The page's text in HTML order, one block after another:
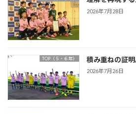
2026年7月28日
TOP（５・６年） 積み重ねの証明
2026年7月26日